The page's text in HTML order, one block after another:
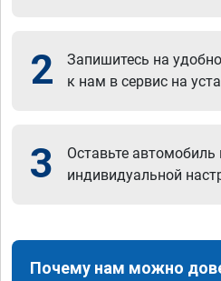
2
Запишитесь на
к нам в сервис на
3
Оставьте автомобиль
индивидуальной
Почему нам можно